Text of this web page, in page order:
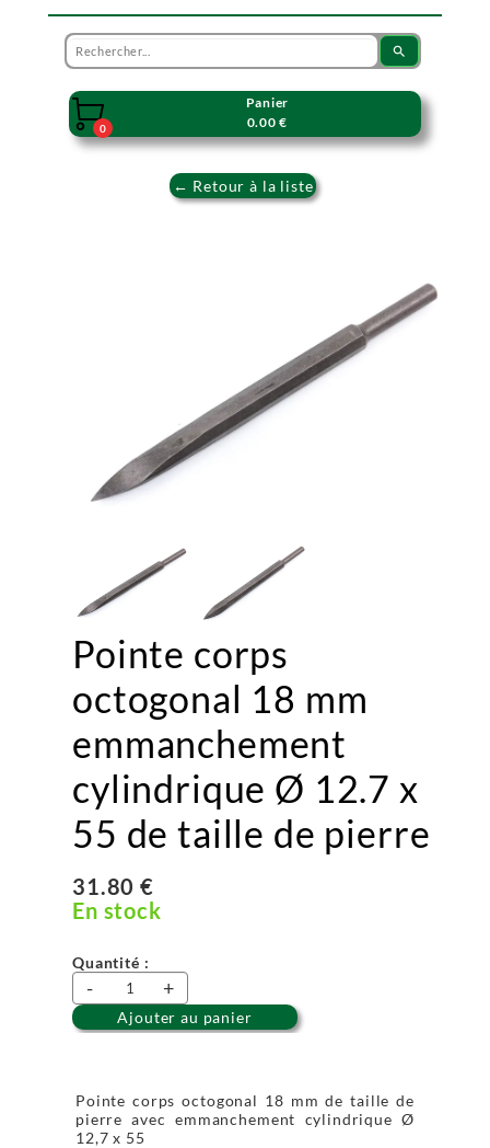
search

0
Panier
0.00 €
← Retour à la liste
Pointe corps
octogonal 18 mm
emmanchement
cylindrique Ø 12.7 x
55 de taille de pierre
31.80 €
En stock
Quantité :
- +
Ajouter au panier
Pointe corps octogonal 18 mm de taille de
pierre avec emmanchement cylindrique Ø
12,7 x 55